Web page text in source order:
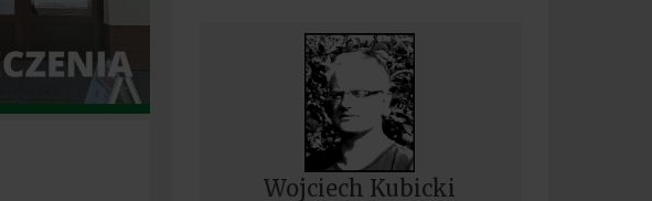
Wojciech Kubicki